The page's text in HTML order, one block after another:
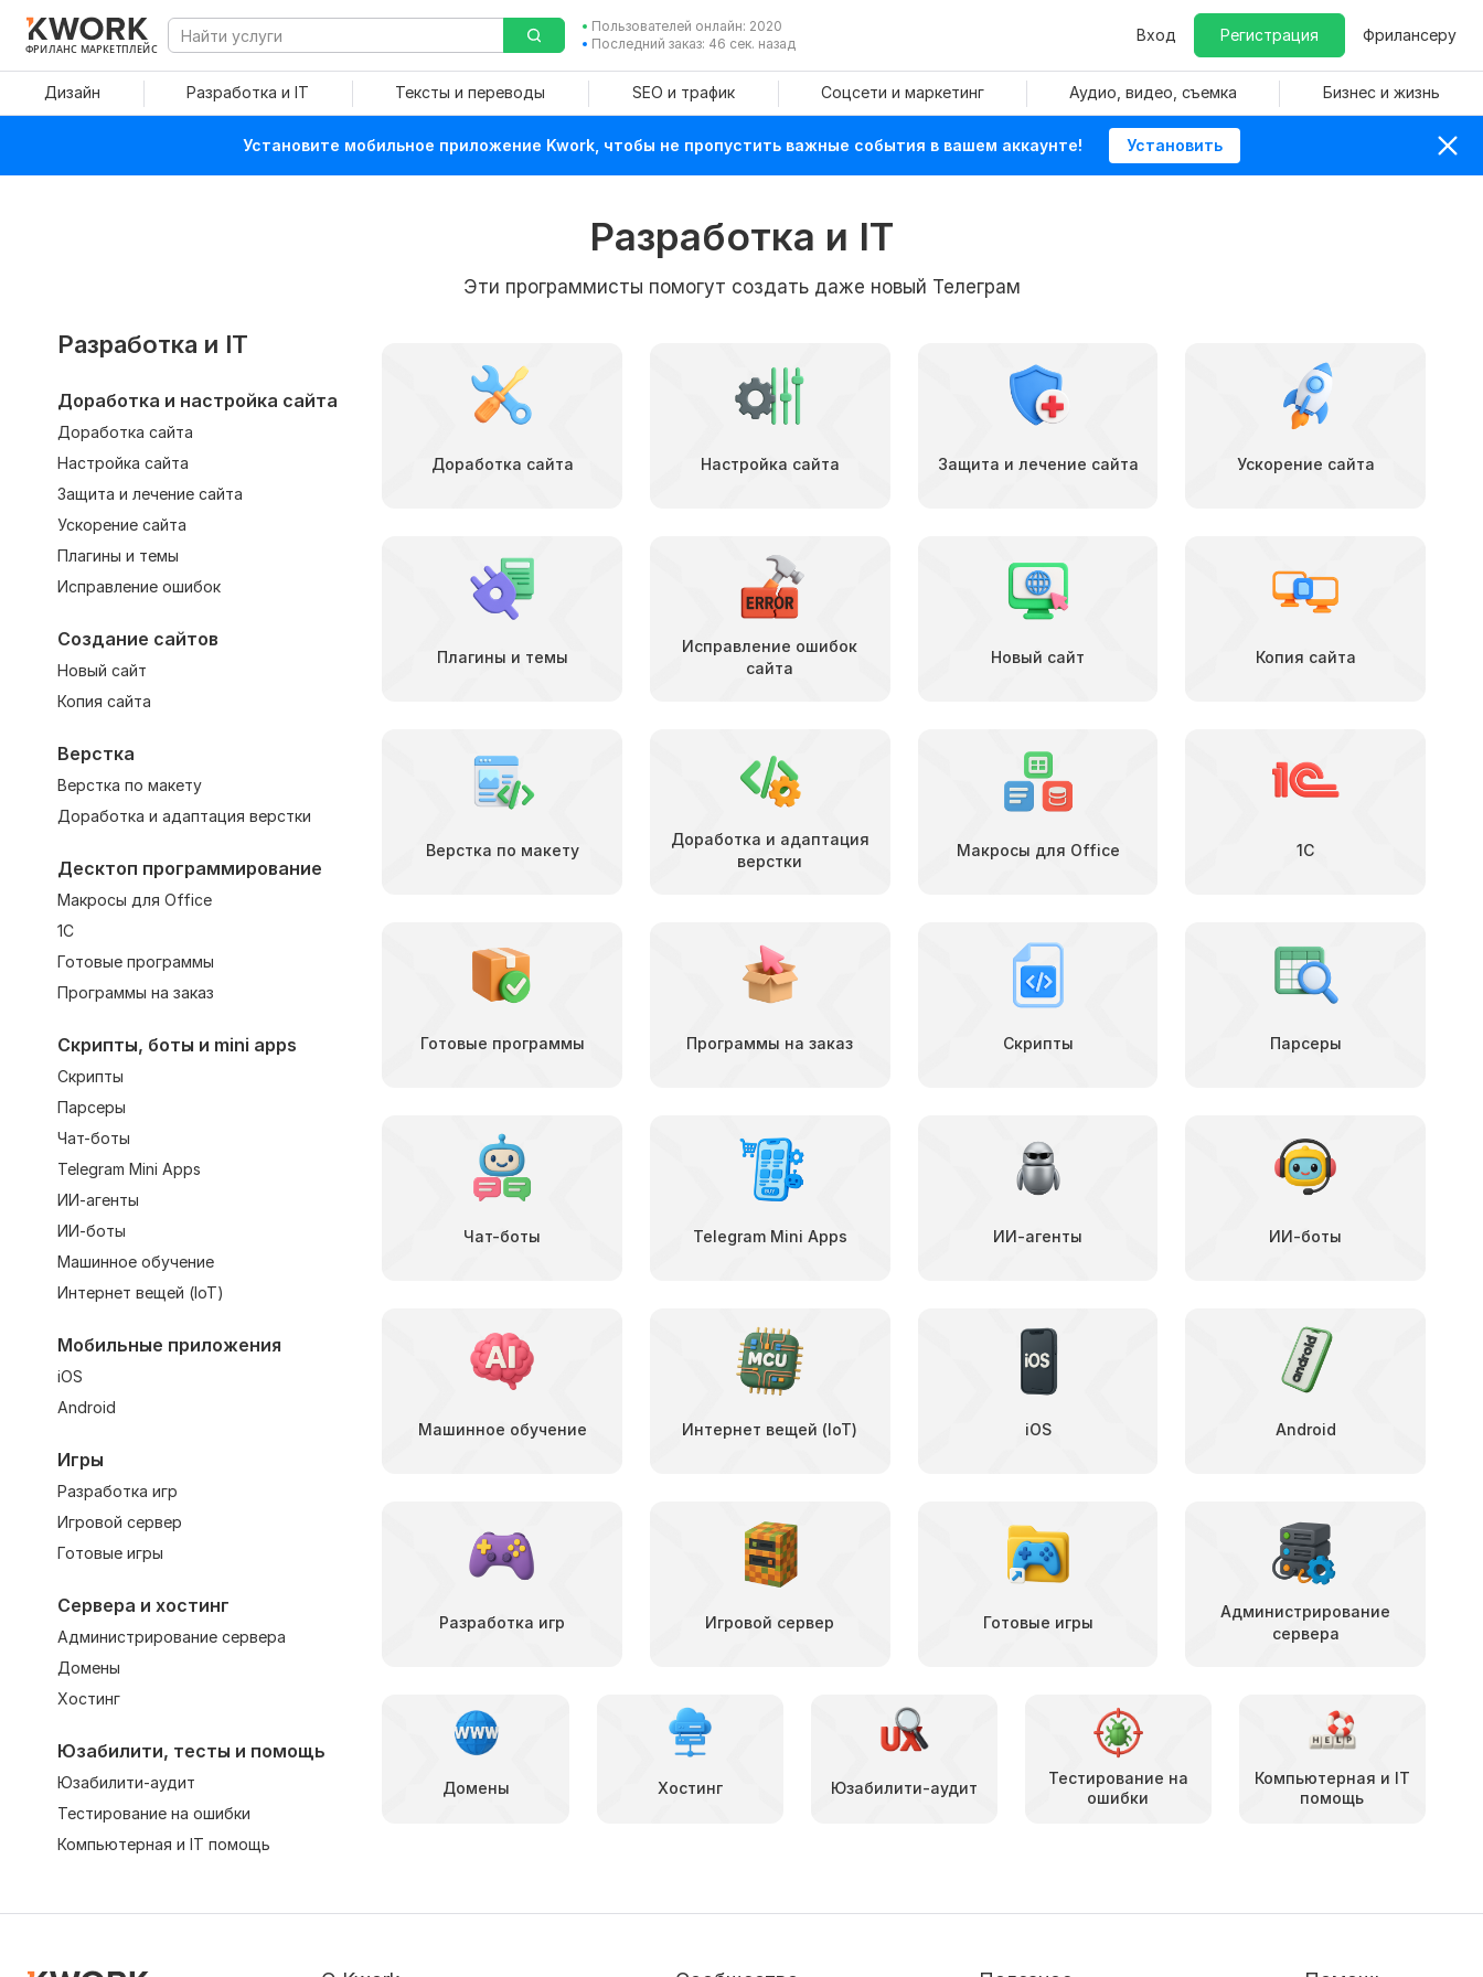
ФРИЛАНС МАРКЕТПЛЕЙС
Пользователей онлайн: 2020
Последний заказ: 46 сек. назад
Вход Регистрация Фрилансеру
Дизайн Разработка и IT Тексты и переводы SEO и трафик Соцсети и маркетинг Аудио, видео, съемка Бизнес и жизнь
Установите мобильное приложение Kwork, чтобы не пропустить важные события в вашем аккаунте! Установить
Разработка и IT
Эти программисты помогут создать даже новый Телеграм
Разработка и IT
Доработка и настройка сайта
Доработка сайта
Настройка сайта
Защита и лечение сайта
Ускорение сайта
Плагины и темы
Исправление ошибок
Создание сайтов
Новый сайт
Копия сайта
Верстка
Верстка по макету
Доработка и адаптация верстки
Десктоп программирование
Макросы для Office
1С
Готовые программы
Программы на заказ
Скрипты, боты и mini apps
Скрипты
Парсеры
Чат-боты
Telegram Mini Apps
ИИ-агенты
ИИ-боты
Машинное обучение
Интернет вещей (IoT)
Мобильные приложения
iOS
Android
Игры
Разработка игр
Игровой сервер
Готовые игры
Сервера и хостинг
Администрирование сервера
Домены
Хостинг
Юзабилити, тесты и помощь
Юзабилити-аудит
Тестирование на ошибки
Компьютерная и IT помощь
Доработка сайта Настройка сайта Защита и лечение сайта Ускорение сайта
Плагины и темы
Исправление ошибок
сайта
Новый сайт Копия сайта
Верстка по макету
Доработка и адаптация
верстки
Макросы для Office 1С
Готовые программы Программы на заказ Скрипты Парсеры
Чат-боты Telegram Mini Apps ИИ-агенты ИИ-боты
Машинное обучение Интернет вещей (IoT) iOS Android
Разработка игр Игровой сервер Готовые игры
Администрирование
сервера
Домены Хостинг Юзабилити-аудит
Тестирование на
ошибки
Компьютерная и IT
помощь